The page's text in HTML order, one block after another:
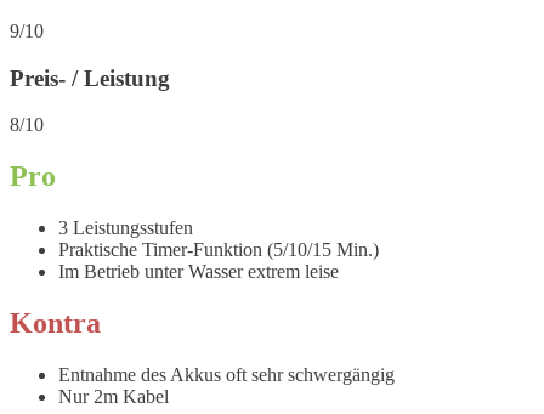
9/10
Preis- / Leistung
8/10
Pro
3 Leistungsstufen
Praktische Timer-Funktion (5/10/15 Min.)
Im Betrieb unter Wasser extrem leise
Kontra
Entnahme des Akkus oft sehr schwergängig
Nur 2m Kabel